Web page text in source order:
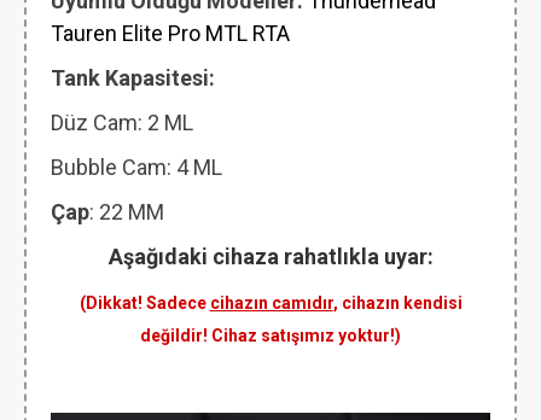
Tauren Elite Pro MTL RTA
Tank Kapasitesi:
Düz Cam: 2 ML
Bubble Cam: 4 ML
Çap: 22 MM
Aşağıdaki cihaza rahatlıkla uyar:
(Dikkat! Sadece cihazın camıdır, cihazın kendisi
değildir! Cihaz satışımız yoktur!)